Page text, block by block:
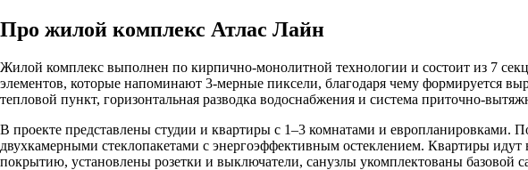
Про жилой комплекс Атлас Лайн
Жилой комплекс выполнен по кирпично-монолитной технологии и состоит из 7
элементов, которые напоминают 3-мерные пиксели, благодаря чему формируется
тепловой пункт, горизонтальная разводка водоснабжения и система приточно-
В проекте представлены студии и квартиры с 1–3 комнатами и
двухкамерными стеклопакетами с энергоэффективным остеклением. Квартиры
покрытию, установлены розетки и выключатели, санузлы укомплектованы базовой